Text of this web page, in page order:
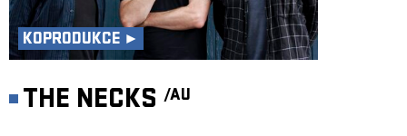
KOPRODUKCE ►
THE NECKS /AU